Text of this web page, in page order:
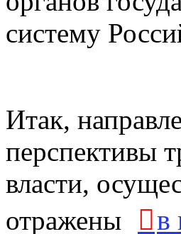
систему
Итак,
перспективы
власти,
отражены
в